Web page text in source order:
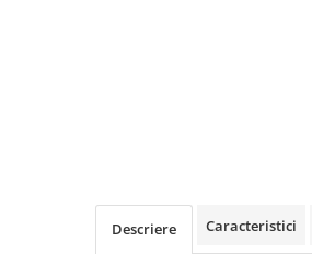
Osciloscoape TELEDYNE LECROY
Osciloscoape UNI-T
Descriere Caracteristici